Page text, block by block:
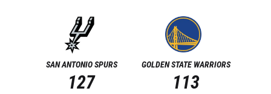
SAN ANTONIO SPURS
127
GOLDEN STATE WARRIORS
113